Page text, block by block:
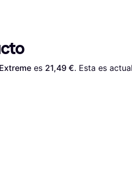
es 21,49 €. Esta es